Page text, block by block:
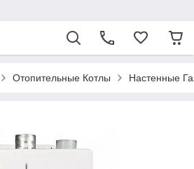
Отопительные Котлы Настенные